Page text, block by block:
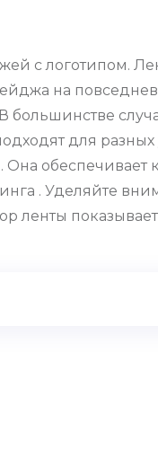
с логотипом.
на
для
Она
. Уделяйте